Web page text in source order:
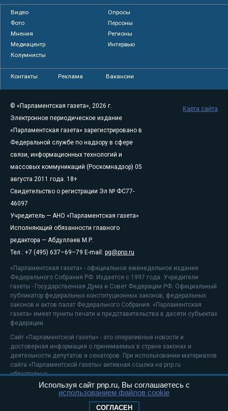
Видео
Опросы
Фото
Персоны
Мнения
Регионы
Медиацентр
Интервью
Колумнисты
Контакты Реклама Вакансии
© «Парламентская газета», 2026 г.
Электронное периодическое издание
«Парламентская газета» зарегистрировано в
Федеральной службе по надзору в сфере
связи, информационных технологий и
массовых коммуникаций (Роскомнадзор) 05
августа 2011 года. 18+
Свидетельство о регистрации Эл № ФС77-
46097
Учредитель — АНО «Парламентская газета»
Исполняющий обязанности главного
редактора — Абдуллаев М.Р.
Тел.: +7 (495) 637–69–79 E-mail: pg@pnp.ru
«Парламентская газета» - официальное еженедельное издание
Федерального Собрания РФ. Издается с 1997 года. Учредители
газеты - Государственная Дума и Совет Федерации РФ. Официальный
публикатор федеральных конституционных законов, федеральных
законов и актов палат Федерального Собрания. «Парламентская
газета» имеет пункты печати и представительства в десяти субъектах
федерации.
Сайт «Парламентской газеты» - это оперативные новости и
достоверная информация о принимаемых в стране законах и
деятельности депутатов и сенаторов. При использовании материалов
сайта «Парламентской газеты» активная ссылка на pnp.ru
обязательна.
На информационном ресурсе применяютсярекомендательные
Положение о защите персональных данных
Карта сайта
Используя сайт pnp.ru, Вы соглашаетесь с
использованием файлов cookie
СОГЛАСЕН